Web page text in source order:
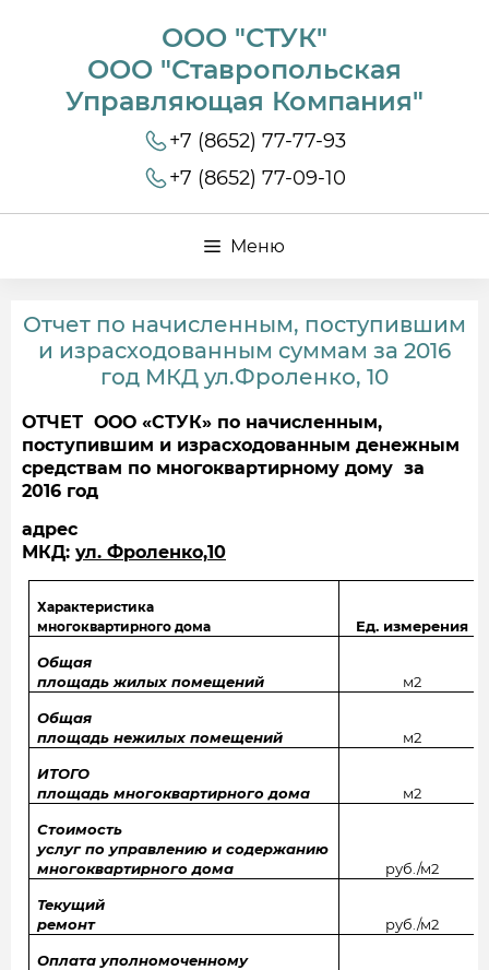
ООО "СТУК"
ООО "Ставропольская
Управляющая Компания"
+7 (8652) 77-77-93
+7 (8652) 77-09-10
Меню
Отчет по начисленным, поступившим
и израсходованным суммам за 2016
год МКД ул.Фроленко, 10
ОТЧЕТ ООО «СТУК» по начисленным,
поступившим и израсходованным денежным
средствам по многоквартирному дому за
2016 год
адрес
МКД: ул. Фроленко,10
Характеристика
многоквартирного дома
Ед. измерения
Общая
площадь жилых помещений
м2
Общая
площадь нежилых помещений
м2
ИТОГО
площадь многоквартирного дома
м2
Стоимость
услуг по управлению и содержанию
многоквартирного дома
руб./м2
Текущий
ремонт
руб./м2
Оплата уполномоченному